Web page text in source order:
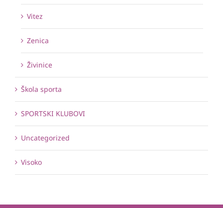
Vitez
Zenica
Živinice
Škola sporta
SPORTSKI KLUBOVI
Uncategorized
Visoko